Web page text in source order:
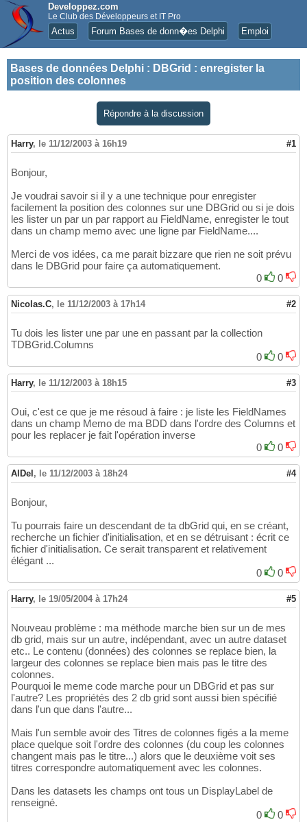
Developpez.com
Le Club des Développeurs et IT Pro
Actus Forum Bases de donn�es Delphi Emploi
Bases de données Delphi : DBGrid : enregister la
position des colonnes
Répondre à la discussion
Harry, le 11/12/2003 à 16h19 #1
Bonjour,
Je voudrai savoir si il y a une technique pour enregister
facilement la position des colonnes sur une DBGrid ou si je dois
les lister un par un par rapport au FieldName, enregister le tout
dans un champ memo avec une ligne par FieldName....
Merci de vos idées, ca me parait bizzare que rien ne soit prévu
dans le DBGrid pour faire ça automatiquement.
0
0
Nicolas.C, le 11/12/2003 à 17h14 #2
Tu dois les lister une par une en passant par la collection
TDBGrid.Columns
0
0
Harry, le 11/12/2003 à 18h15 #3
Oui, c'est ce que je me résoud à faire : je liste les FieldNames
dans un champ Memo de ma BDD dans l'ordre des Columns et
pour les replacer je fait l'opération inverse
0
0
AlDel , le 11/12/2003 à 18h24 #4
Bonjour,
Tu pourrais faire un descendant de ta dbGrid qui, en se créant,
recherche un fichier d'initialisation, et en se détruisant : écrit ce
fichier d'initialisation. Ce serait transparent et relativement
élégant ...
0
0
Harry, le 19/05/2004 à 17h24 #5
Nouveau problème : ma méthode marche bien sur un de mes
db grid, mais sur un autre, indépendant, avec un autre dataset
etc.. Le contenu (données) des colonnes se replace bien, la
largeur des colonnes se replace bien mais pas le titre des
colonnes.
Pourquoi le meme code marche pour un DBGrid et pas sur
l'autre? Les propriétés des 2 db grid sont aussi bien spécifié
dans l'un que dans l'autre...
Mais l'un semble avoir des Titres de colonnes figés a la meme
place quelque soit l'ordre des colonnes (du coup les colonnes
changent mais pas le titre...) alors que le deuxième voit ses
titres correspondre automatiquement avec les colonnes.
Dans les datasets les champs ont tous un DisplayLabel de
renseigné.
0
0